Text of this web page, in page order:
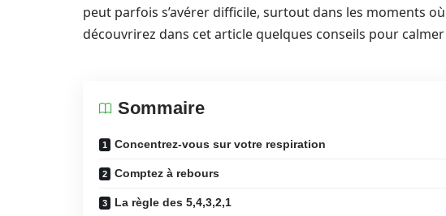
peut parfois s’avérer difficile, surtout dans les moments
découvrirez dans cet article quelques conseils pour calmer
Sommaire
Concentrez-vous sur votre respiration
Comptez à rebours
La règle des 5,4,3,2,1